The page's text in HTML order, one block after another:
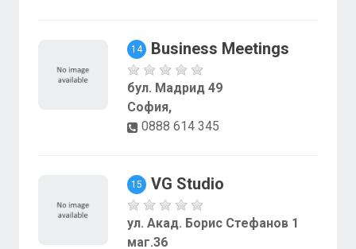
14 Business Meetings
бул. Мадрид 49
София,
0888 614 345
15 VG Studio
ул. Акад. Борис Стефанов 1
маг.36